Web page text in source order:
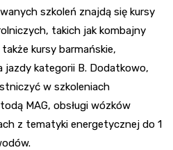
szkoleń znajdą się kursy
takich jak kombajny
kursy barmańskie,
jazdy kategorii B. Dodatkowo,
w szkoleniach
MAG, obsługi wózków
z tematyki energetycznej do 1